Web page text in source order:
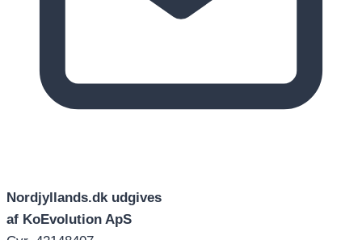
Nordjyllands.dk udgives
af KoEvolution ApS